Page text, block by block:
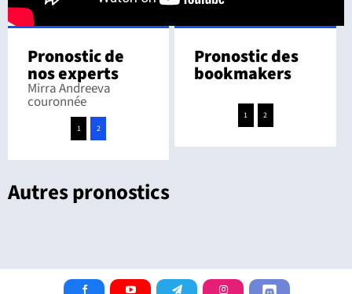
Pronostic de
nos experts
Mirra Andreeva
couronnée
1 2
Pronostic des
bookmakers
1 2
Autres pronostics